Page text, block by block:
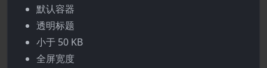
默认容器
透明标题
小于 50 KB
全屏宽度